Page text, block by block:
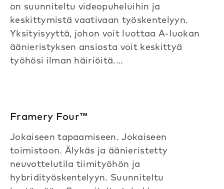
on suunniteltu videopuheluihin ja
keskittymistä vaativaan työskentelyyn.
Yksityisyyttä, johon voit luottaa A-luokan
äänieristyksen ansiosta voit keskittyä
työhösi ilman häiriöitä.…
Framery Four™
Jokaiseen tapaamiseen. Jokaiseen
toimistoon. Älykäs ja äänieristetty
neuvottelutila tiimityöhön ja
hybridityöskentelyyn. Suunniteltu